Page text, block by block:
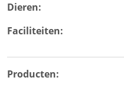
Dieren:
Faciliteiten:
Producten: